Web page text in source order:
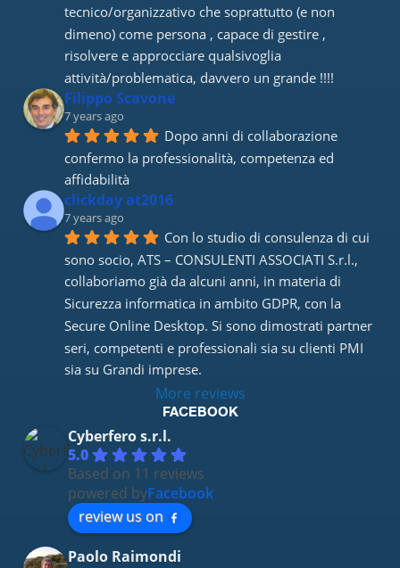
tecnico/organizzativo che soprattutto (e non
dimeno) come persona , capace di gestire ,
risolvere e approcciare qualsivoglia
attività/problematica, davvero un grande !!!!
Filippo Scavone
7 years ago
Dopo anni di collaborazione
confermo la professionalità, competenza ed
affidabilità
clickday at2016
7 years ago
Con lo studio di consulenza di cui
sono socio, ATS – CONSULENTI ASSOCIATI S.r.l.,
collaboriamo già da alcuni anni, in materia di
Sicurezza informatica in ambito GDPR, con la
Secure Online Desktop. Si sono dimostrati partner
seri, competenti e professionali sia su clienti PMI
sia su Grandi imprese.
More reviews
FACEBOOK
Cyberfero s.r.l.
5.0
Based on 11 reviews
powered byFacebook
review us on
Paolo Raimondi